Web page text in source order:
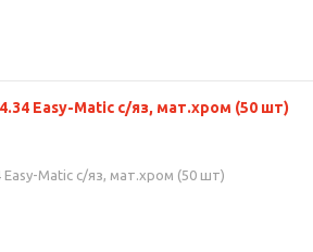
Easy-Matic с/яз, мат.хром (50 шт)
Easy-Matic с/яз, мат.хром (50 шт)